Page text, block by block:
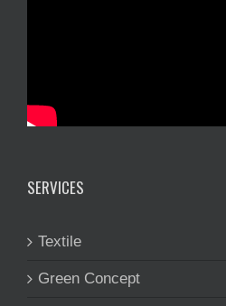
SERVICES
Textile
Green Concept